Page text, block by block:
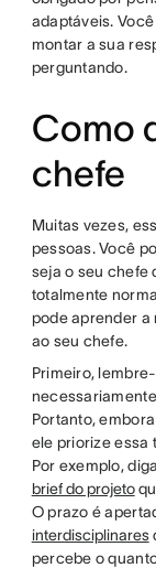
adaptáveis.
montar a sua
perguntando.
Como
chefe
Muitas vezes,
pessoas. Você
seja o seu chefe
totalmente
pode aprender
ao seu chefe.
Primeiro,
Portanto,
ele priorize essa
Por exemplo,
brief do projeto
O prazo é
interdisciplinares
percebe o